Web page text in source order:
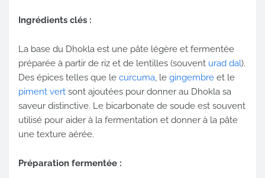
Ingrédients clés :
La base du Dhokla est une pâte légère et fermentée
préparée à partir de riz et de lentilles (souvent urad dal).
Des épices telles que le curcuma, le gingembre et le
piment vert sont ajoutées pour donner au Dhokla sa
saveur distinctive. Le bicarbonate de soude est souvent
utilisé pour aider à la fermentation et donner à la pâte
une texture aérée.
Préparation fermentée :